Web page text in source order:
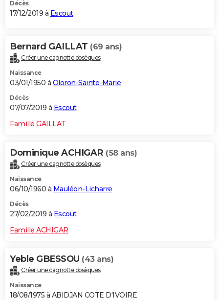
Décès
17/12/2019 à Escout
Bernard GAILLAT (69 ans)
Créer une cagnotte obsèques
Naissance
03/01/1950 à Oloron-Sainte-Marie
Décès
07/07/2019 à Escout
Famille GAILLAT
Dominique ACHIGAR (58 ans)
Créer une cagnotte obsèques
Naissance
06/10/1960 à Mauléon-Licharre
Décès
27/02/2019 à Escout
Famille ACHIGAR
Yeble GBESSOU (43 ans)
Créer une cagnotte obsèques
Naissance
18/08/1975 à ABIDJAN COTE D'IVOIRE